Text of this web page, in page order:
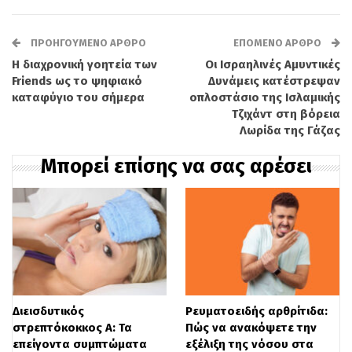
προκαλεί κνησμό και εξανθήματα. Αν και
δεν αποτελεί τυπική αλλεργία μέσω IgE,
το ανοσοποιητικό αντιδρά
2. Αλλεργία στον ήλιο (Solar Urticaria): Η
έκθεση στο ηλιακό ή τεχνητό υπεριώδες
φως προκαλεί ερυθρότητα και κνίδωση,
καθώς το ανοσοποιητικό επιτίθεται στις
πρωτεΐνες του δέρματος που έχουν
μεταβληθεί από την ακτινοβολία.
3. Αλλεργία στο κόκκινο κρέας (Σύνδρομο
ΠΡΟΗΓΟΎΜΕΝΟ ΆΡΘΡΟ
Η διαχρονική γοητεία των
Friends ως το ψηφιακό
καταφύγιο του σήμερα
ΕΠΌΜΕΝΟ ΆΡΘΡΟ
Οι Ισραηλινές Αμυντικές
Δυνάμεις κατέστρεψαν
οπλοστάσιο της Ισλαμικής
Τζιχάντ στη βόρεια
Λωρίδα της Γάζας
Μπορεί επίσης να σας αρέσει
Διεισδυτικός
στρεπτόκοκκος Α: Τα
επείγοντα συμπτώματα
Ρευματοειδής αρθρίτιδα:
Πώς να ανακόψετε την
εξέλιξη της νόσου στα